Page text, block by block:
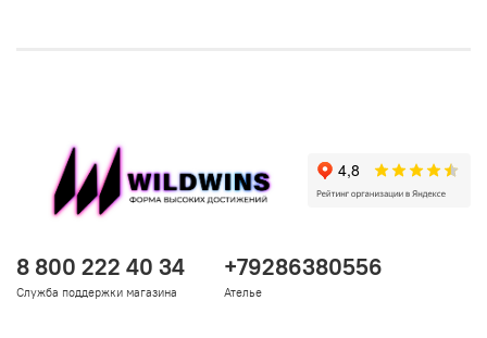
8 800 222 40 34
Служба поддержки магазина
+79286380556
Ателье